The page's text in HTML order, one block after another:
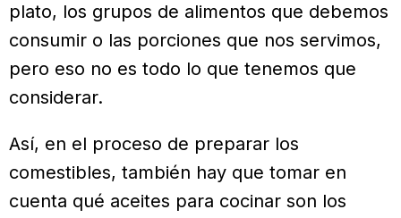
plato, los grupos de alimentos que debemos
consumir o las porciones que nos servimos,
pero eso no es todo lo que tenemos que
considerar.
Así, en el proceso de preparar los
comestibles, también hay que tomar en
cuenta qué aceites para cocinar son los